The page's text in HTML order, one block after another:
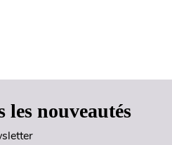
les nouveautés